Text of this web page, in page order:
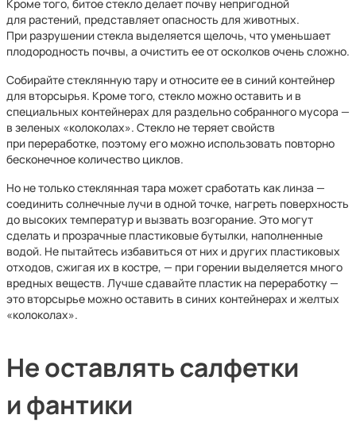
Кроме того, битое стекло делает почву непригодной
для растений, представляет опасность для животных.
При разрушении стекла выделяется щелочь, что уменьшает
плодородность почвы, а очистить ее от осколков очень сложно.
Собирайте стеклянную тару и относите ее в синий контейнер
для вторсырья. Кроме того, стекло можно оставить и в
специальных контейнерах для раздельно собранного мусора —
в зеленых «колоколах». Стекло не теряет свойств
при переработке, поэтому его можно использовать повторно
бесконечное количество циклов.
Но не только стеклянная тара может сработать как линза —
соединить солнечные лучи в одной точке, нагреть поверхность
до высоких температур и вызвать возгорание. Это могут
сделать и прозрачные пластиковые бутылки, наполненные
водой. Не пытайтесь избавиться от них и других пластиковых
отходов, сжигая их в костре, — при горении выделяется много
вредных веществ. Лучше сдавайте пластик на переработку —
это вторсырье можно оставить в синих контейнерах и желтых
«колоколах».
Не оставлять салфетки
и фантики